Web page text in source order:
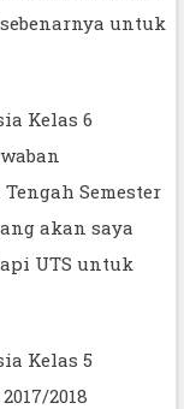
untuk
Kelas 6
Semester
akan saya
UTS untuk
Kelas 5
2018